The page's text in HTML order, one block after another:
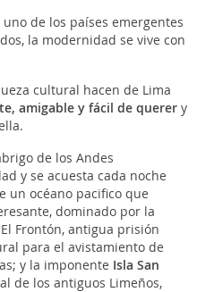
de los países emergentes
la modernidad se vive con
cultural hacen de Lima
amigable y fácil de querery
de los Andes
y se acuesta cada noche
un océano pacifico que
dominado por la
Frontón, antigua prisión
para el avistamiento de
y la imponente Isla San
de los antiguos Limeños,